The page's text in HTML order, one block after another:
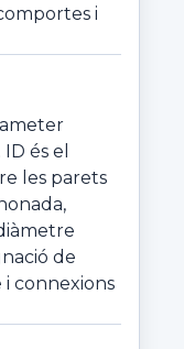
i
és el
les parets
de
i connexions